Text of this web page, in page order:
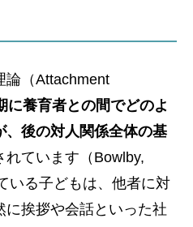
論（Attachment
に養育者との間でどのよ
、後の対人関係全体の基
れています（Bowlby,
いる子どもは、他者に対
に挨拶や会話といった社